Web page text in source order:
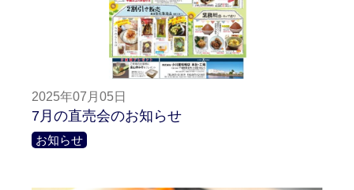
2025年07月05日
7月の直売会のお知らせ
お知らせ